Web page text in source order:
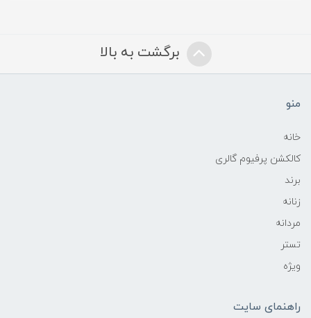
برگشت به بالا
منو
خانه
کالکشن پرفیوم گالری
برند
زنانه
مردانه
تستر
ویژه
راهنمای سایت